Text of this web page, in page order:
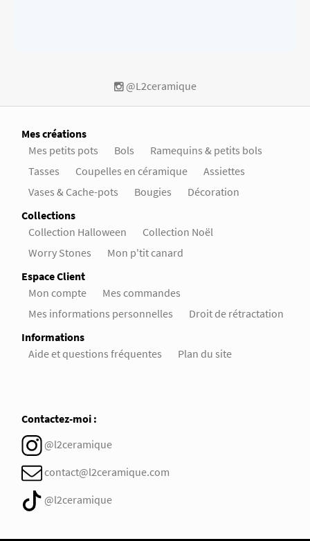
@L2ceramique
Mes créations
Mes petits pots
Bols
Ramequins & petits bols
Tasses
Coupelles en céramique
Assiettes
Vases & Cache-pots
Bougies
Décoration
Collections
Collection Halloween
Collection Noël
Worry Stones
Mon p'tit canard
Espace Client
Mon compte
Mes commandes
Mes informations personnelles
Droit de rétractation
Informations
Aide et questions fréquentes
Plan du site
Contactez-moi :
@l2ceramique
contact@l2ceramique.com
@l2ceramique